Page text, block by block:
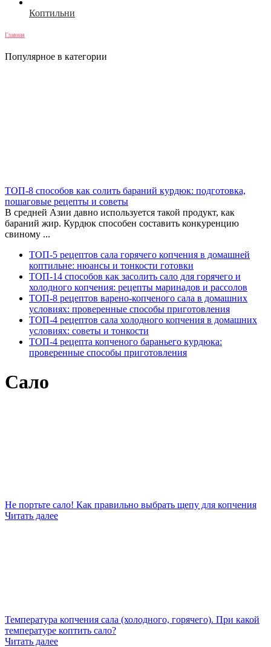
Коптильни
Главная
Популярное в категории
ТОП-8 способов как солить бараний курдюк: подготовка,
пошаговые рецепты и советы
В средней Азии давно используется такой продукт, как
бараний жир. Курдюк способен составить конкуренцию
свиному ...
ТОП-5 рецептов сала горячего копчения в домашней
коптильне: нюансы и тонкости готовки
ТОП-14 способов как засолить сало для горячего и
холодного копчения: рецепты маринадов и рассолов
ТОП-8 рецептов варено-копченого сала в домашних
условиях: проверенные способы приготовления
ТОП-4 рецептов сала холодного копчения в домашних
условиях: советы и тонкости
ТОП-4 рецепта копченого бараньего курдюка:
проверенные способы приготовления
Сало
Не портьте сало! Как правильно выбрать щепу для копчения
Читать далее
Температура копчения сала (холодного, горячего). При какой
температуре коптить сало?
Читать далее